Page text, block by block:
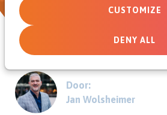
CUSTOMIZE
DENY ALL
October 27, 2015
Door:
Jan Wolsheimer